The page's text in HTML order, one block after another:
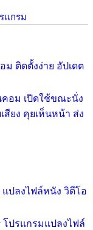
แกรม
ม ติดตั้งง่าย อัปเดต
คอม เปิดใช้ขณะนั่ง
สียง คุยเห็นหน้า ส่ง
แปลงไฟล์หนัง วิดีโอ
โปรแกรมแปลงไฟล์